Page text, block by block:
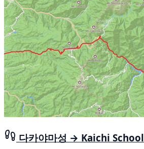
다카야마성 → Kaichi School